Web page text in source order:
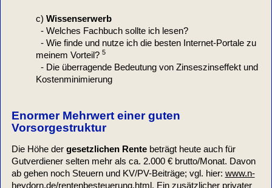
c) Wissenserwerb
- Welches Fachbuch sollte ich lesen?
- Wie finde und nutze ich die besten Internet-Portale zu
meinem Vorteil? 5
- Die überragende Bedeutung von Zinseszinseffekt und
Kostenminimierung
Enormer Mehrwert einer guten
Vorsorgestruktur
Die Höhe der gesetzlichen Rentebeträgt heute auch für
Gutverdiener selten mehr als ca. 2.000 € brutto/Monat. Davon
ab gehen noch Steuern und KV/PV-Beiträge; vgl. hier: www.n-
heydorn.de/rentenbesteuerung.html . Ein zusätzlicher privater